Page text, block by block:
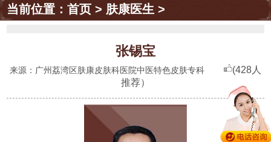
当前位置：首页 > 肤康医生 >
张锡宝
来源：广州荔湾区肤康皮肤科医院中医特色皮肤专科
(428人
推荐）